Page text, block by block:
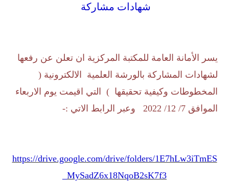
شهادات مشاركة
يسر الأمانة العامة للمكتبة المركزية ان تعلن عن رفعها
لشهادات المشاركة بالورشة العلمية الالكترونية (
المخطوطات وكيفية تحقيقها ) التي اقيمت يوم الاربعاء
الموافق 7/ 12/ 2022 وعبر الرابط الاتي :-
https://drive.google.com/drive/folders/1E7hLw3iTmES
MySadZ6x18NqoB2sK7f3_